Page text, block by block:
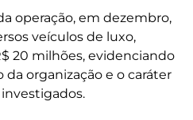
operação, em dezembro,
veículos de luxo,
20 milhões, evidenciando
organização e o caráter